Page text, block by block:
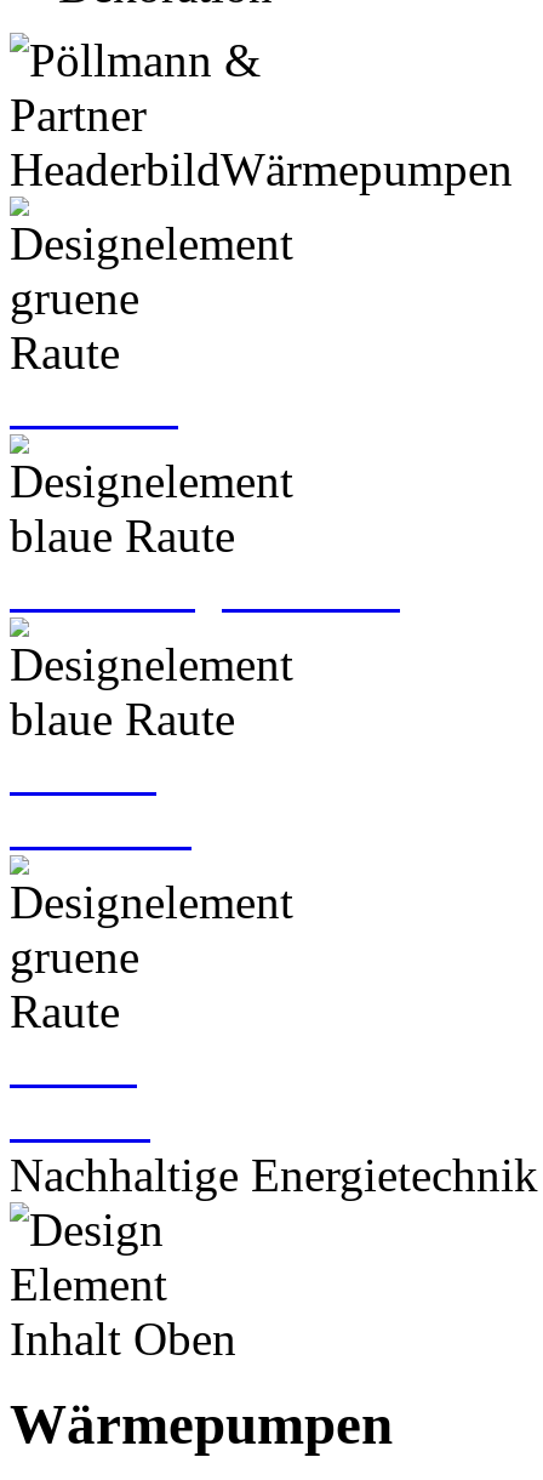
Nachhaltige
Wärmepumpen